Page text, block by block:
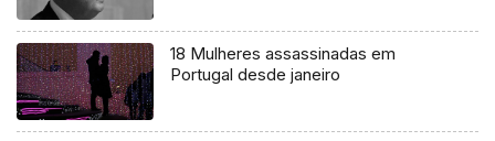
18 Mulheres assassinadas em
Portugal desde janeiro